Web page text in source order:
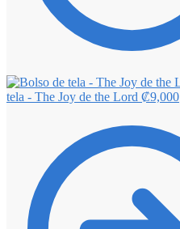
tela - The Joy de the Lord ₡9,000